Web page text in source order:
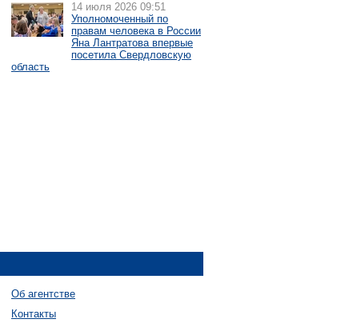
14 июля 2026 09:51
Уполномоченный по
правам человека в России
Яна Лантратова впервые
посетила Свердловскую
область
Об агентстве
Контакты